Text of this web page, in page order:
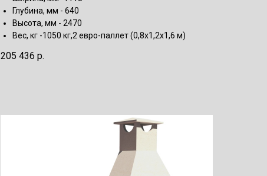
Глубина, мм - 640
Высота, мм - 2470
Вес, кг -1050 кг,2 евро-паллет (0,8х1,2х1,6 м)
205 436 р.